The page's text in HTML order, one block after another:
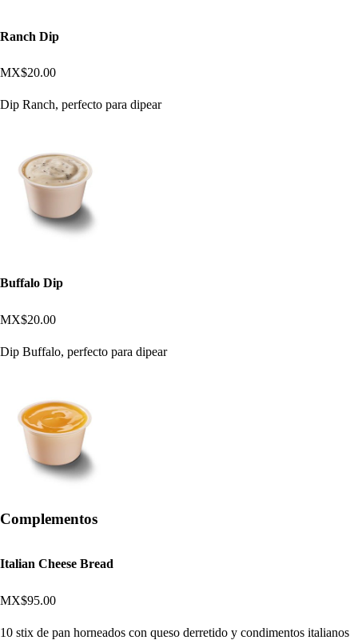
Ranch Dip
MX$20.00
Dip Ranch, perfecto para dipear
Buffalo Dip
MX$20.00
Dip Buffalo, perfecto para dipear
Complementos
Italian Cheese Bread
MX$95.00
10 stix de pan horneados con queso derretido y condimentos italianos